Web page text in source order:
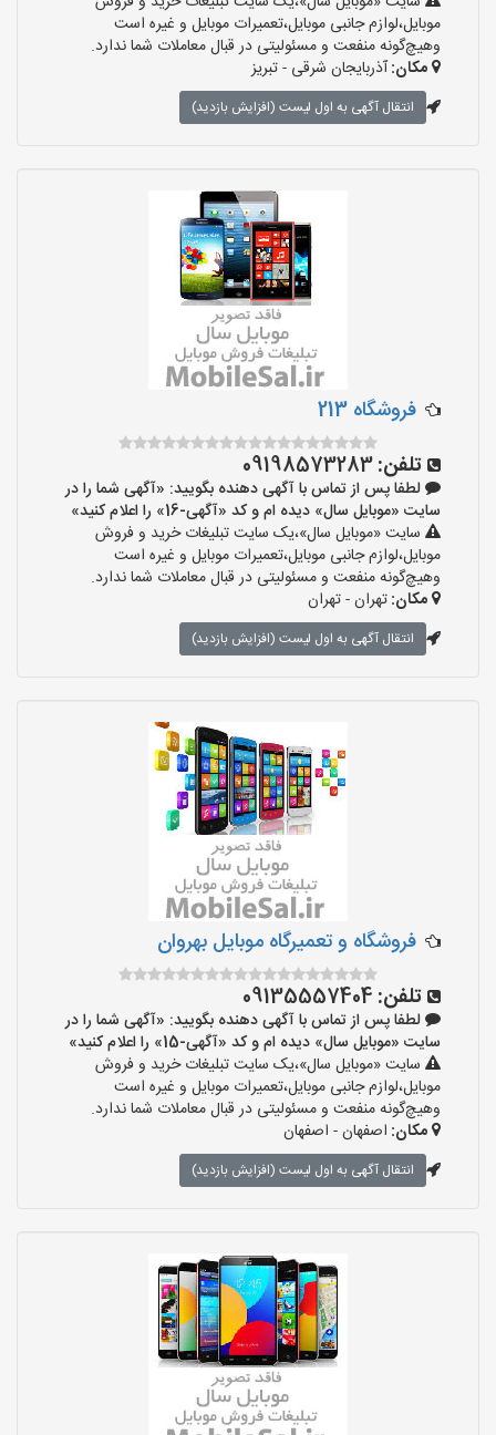
موبایل،لوازم جانبی موبایل،تعمیرات موبایل و غیره است
وهیچ‌گونه منفعت و مسئولیتی در قبال معاملات شما ندارد.
مکان:آذربایجان شرقی - تبریز
انتقال آگهی به اول لیست (افزایش بازدید)
فروشگاه 213
تلفن:09198573283
لطفا پس از تماس با آگهی دهنده بگویید: «آگهی شما را در
سایت «موبایل سال» دیده ام و کد «آگهی-16» را اعلام کنید»
سایت «موبایل سال»،یک سایت تبلیغات خرید و فروش
موبایل،لوازم جانبی موبایل،تعمیرات موبایل و غیره است
وهیچ‌گونه منفعت و مسئولیتی در قبال معاملات شما ندارد.
مکان:تهران - تهران
انتقال آگهی به اول لیست (افزایش بازدید)
فروشگاه و تعمیرگاه موبایل بهروان
تلفن: 09135557404
لطفا پس از تماس با آگهی دهنده بگویید: «آگهی شما را در
سایت «موبایل سال» دیده ام و کد «آگهی-15» را اعلام کنید»
سایت «موبایل سال»،یک سایت تبلیغات خرید و فروش
موبایل،لوازم جانبی موبایل،تعمیرات موبایل و غیره است
وهیچ‌گونه منفعت و مسئولیتی در قبال معاملات شما ندارد.
مکان: اصفهان - اصفهان
انتقال آگهی به اول لیست (افزایش بازدید)